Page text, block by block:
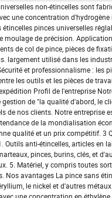
non-étincelles sont
une concentration d'hydrogène
pinces universelles
de précision.
de col de pince, pièces de
largement utilisé dans les
et professionnalisme : les
les outils et les pièces de
Profil de l'entreprise
de "la qualité d'abord, le
nos clients. Notre entreprise
de la mondialisation
qualité et un prix compétitif.
anti-étincelles, articles en
pinces, burins, clés, et
Matériel, y compris toutes
avantages La pince sans
le nickel et d'autres